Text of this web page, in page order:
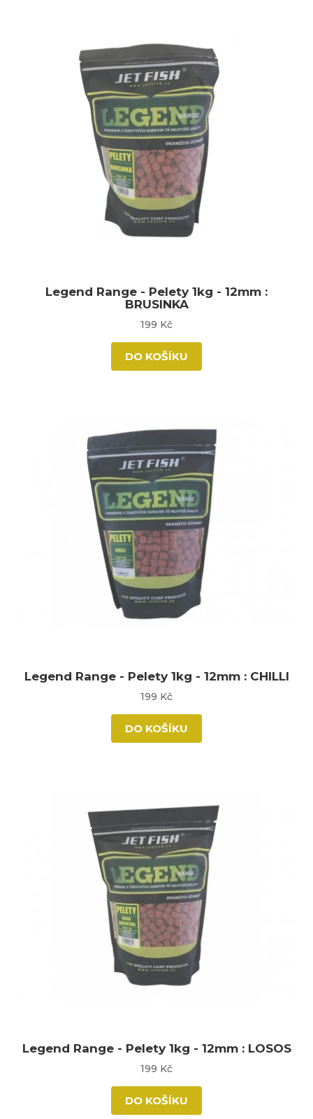
Legend Range - Pelety 1kg - 12mm :
BRUSINKA
199 Kč
DO KOŠÍKU
Legend Range - Pelety 1kg - 12mm : CHILLI
199 Kč
DO KOŠÍKU
Legend Range - Pelety 1kg - 12mm : LOSOS
199 Kč
DO KOŠÍKU